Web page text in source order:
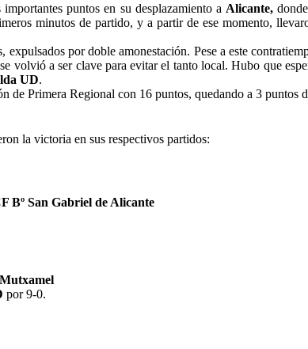
importantes puntos en su desplazamiento a Alicante,
minutos de partido, y a partir de ese momento,
por doble amonestación. Pese a este
volvió a ser clave para evitar el tanto local. Hubo que
UD.
de Primera Regional con 16 puntos, quedando a 3 puntos
la victoria en sus respectivos partidos:
Bº San Gabriel de Alicante
por 9-0.